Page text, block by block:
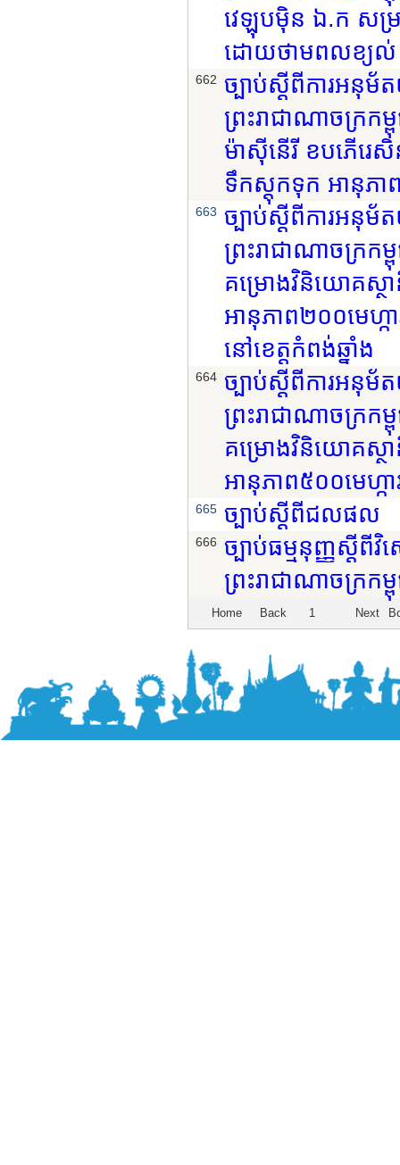
វេឡុបម៉ិន ឯ.ក សម្
ដោយថាមពលខ្យល់ អ
662 ច្បាប់ស្តីពីការអនុម័
ព្រះរាជាណាចក្
ម៉ាស៊ីនើរី ខបភើរេ
ទឹកស្តុកទុក អានុភា
663 ច្បាប់ស្តីពីការអនុម័
ព្រះរាជាណាចក្រក
គម្រោងវិនិយោគស្ថ
អានុភាព២០០មេហ្ក
នៅខេត្តកំពង់ឆ្នាំង
664 ច្បាប់ស្តីពីការអនុម័
ព្រះរាជាណាចក្រក
គម្រោងវិនិយោគស្ថ
អានុភាព៥០០មេហ្ក
665 ច្បាប់ស្តីពីជលផល
666 ច្បាប់ធម្មនុញ្ញស្តីពីវិ
ព្រះរាជាណាចក្រកម្
Home Back 1 Next